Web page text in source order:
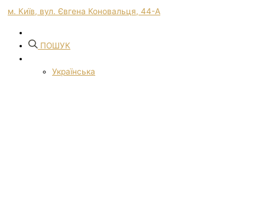
м. Київ, вул. Євгена Коновальця, 44-А
ПОШУК
Українська